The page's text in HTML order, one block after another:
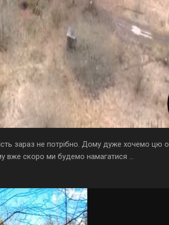
зараз не потрібно. Дому дуже хочемо цю
вже скоро ми будемо намагатися ...